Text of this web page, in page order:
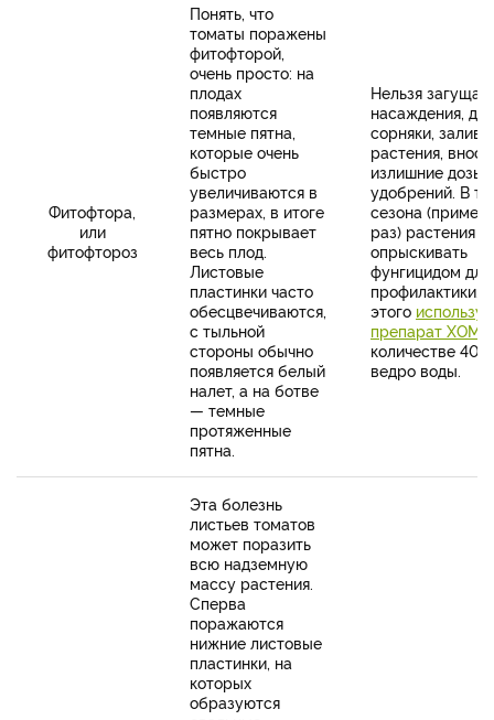
Фитофтора,
или
фитофтороз
Понять, что
томаты поражены
фитофторой,
очень просто: на
плодах
появляются
темные пятна,
которые очень
быстро
увеличиваются в
размерах, в итоге
пятно покрывает
весь плод.
Листовые
пластинки часто
обесцвечиваются,
с тыльной
стороны обычно
появляется белый
налет, а на ботве
— темные
протяженные
пятна.
Нельзя
насаждения,
сорняки,
растения,
излишние дозы
удобрений. В
сезона
раз) растения
опрыскивать
фунгицидом для
профилактики.
этого
препарат ХОМ
количестве 40
ведро воды.
Эта болезнь
листьев томатов
может поразить
всю надземную
массу растения.
Сперва
поражаются
нижние листовые
пластинки, на
которых
образуются